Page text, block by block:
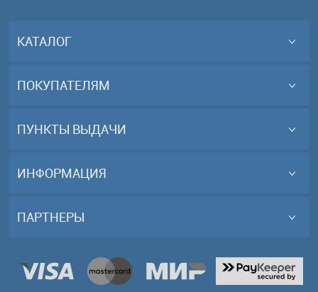
КАТАЛОГ
ПОКУПАТЕЛЯМ
ПУНКТЫ ВЫДАЧИ
ИНФОРМАЦИЯ
ПАРТНЕРЫ